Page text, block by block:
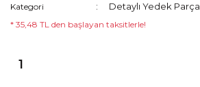
Kategori Detaylı Yedek Parça
* 35,48 TL den başlayan taksitlerle!